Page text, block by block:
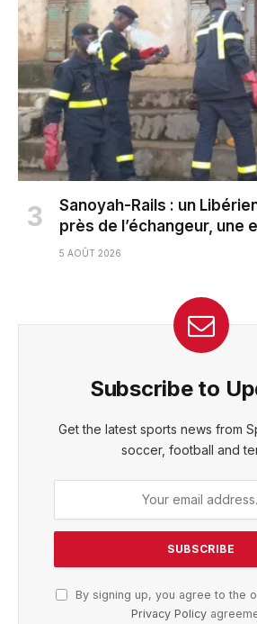
Sanoyah-Rails : un
près de l’échangeur, une
5 AOÛT 2026
Subscribe to
Get the latest sports news from
soccer, football and
By signing up, you agree to the
Privacy Policy